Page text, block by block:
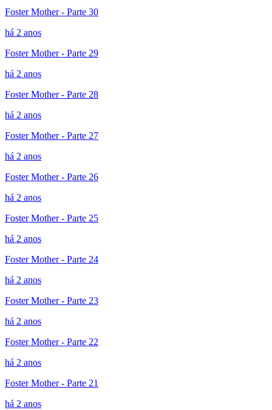
Foster Mother - Parte 30
há 2 anos
Foster Mother - Parte 29
há 2 anos
Foster Mother - Parte 28
há 2 anos
Foster Mother - Parte 27
há 2 anos
Foster Mother - Parte 26
há 2 anos
Foster Mother - Parte 25
há 2 anos
Foster Mother - Parte 24
há 2 anos
Foster Mother - Parte 23
há 2 anos
Foster Mother - Parte 22
há 2 anos
Foster Mother - Parte 21
há 2 anos